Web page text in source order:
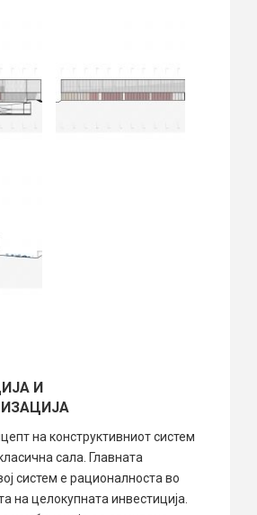
И
на конструктивниот систем
сала. Главната
систем е рационалноста во
на целокупната инвестиција.